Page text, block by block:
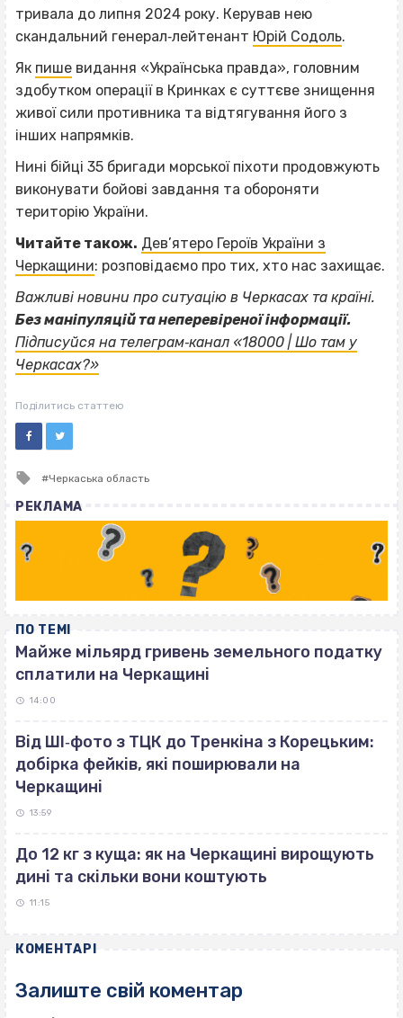
тривала до липня 2024 року. Керував нею
скандальний генерал‐лейтенант Юрій Содоль.
Як пише видання «Українська правда», головним
здобутком операції в Кринках є суттєве знищення
живої сили противника та відтягування його з
інших напрямків.
Нині бійці 35 бригади морської піхоти продовжують
виконувати бойові завдання та обороняти
територію України.
Читайте також. Дев’ятеро Героїв України з
Черкащини: розповідаємо про тих, хто нас захищає.
Важливі новини про ситуацію в Черкасах та країні.
Без маніпуляцій та неперевіреної інформації.
Підписуйся на телеграм‐канал «18000 | Шо там у
Черкасах?»
Поділитись статтею
Tagged
Черкаська область
РЕКЛАМА
ПО ТЕМІ
Майже мільярд гривень земельного податку
сплатили на Черкащині
14:00
Від ШІ‐фото з ТЦК до Тренкіна з Корецьким:
добірка фейків, які поширювали на
Черкащині
13:59
До 12 кг з куща: як на Черкащині вирощують
дині та скільки вони коштують
11:15
КОМЕНТАРІ
Залиште свій коментар